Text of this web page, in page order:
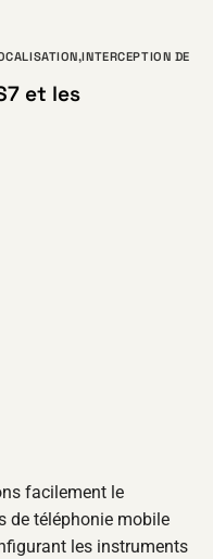
,INTERCEPTION DE
et les
facilement le
de téléphonie mobile
les instruments